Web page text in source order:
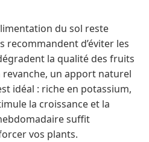
du sol reste
recommandent d’éviter les
la qualité des fruits
un apport naturel
idéal : riche en potassium,
la croissance et la
suffit
vos plants.